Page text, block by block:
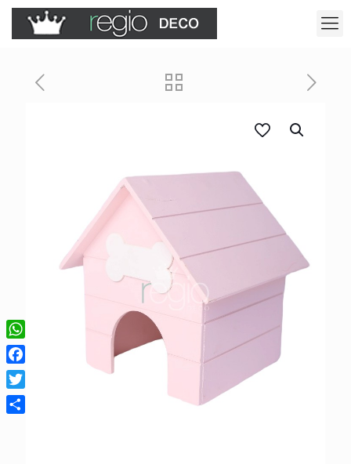
WhatsApp
Facebook
Twitter